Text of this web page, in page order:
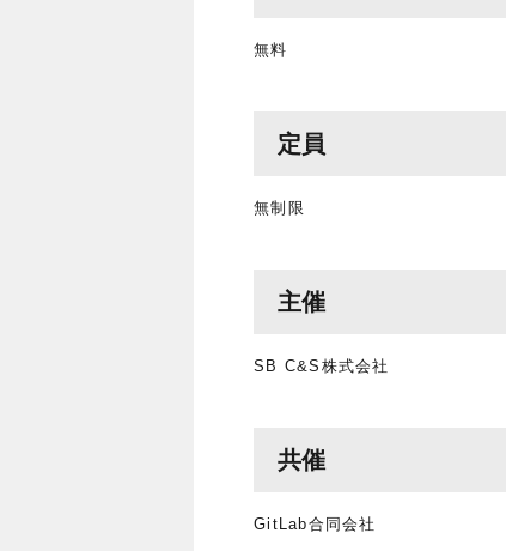
無料
定員
無制限
主催
SB C&S株式会社
共催
GitLab合同会社